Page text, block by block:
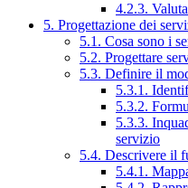
4.2.3.
5. Progettazione dei
5.1. Cosa sono i
5.2. Progettare
5.3. Definire il
5.3.1.
5.3.2.
5.3.3.
servizio
5.4. Descrivere il
5.4.1.